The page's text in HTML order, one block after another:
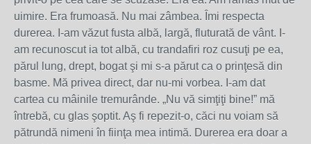
uimire. Era frumoasă. Nu mai zâmbea. Îmi respecta
durerea. I-am văzut fusta albă, largă, fluturată de vânt. I-
am recunoscut ia tot albă, cu trandafiri roz cusuţi pe ea,
părul lung, drept, bogat şi mi s-a părut ca o prinţesă din
basme. Mă privea direct, dar nu-mi vorbea. I-am dat
cartea cu mâinile tremurânde. „Nu vă simţiţi bine!” mă
întrebă, cu glas şoptit. Aş fi repezit-o, căci nu voiam să
pătrundă nimeni în fiinţa mea intimă. Durerea era doar a